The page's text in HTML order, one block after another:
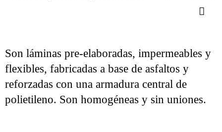
Son láminas pre-elaboradas, impermeables y
flexibles, fabricadas a base de asfaltos y
reforzadas con una armadura central de
polietileno. Son homogéneas y sin uniones.